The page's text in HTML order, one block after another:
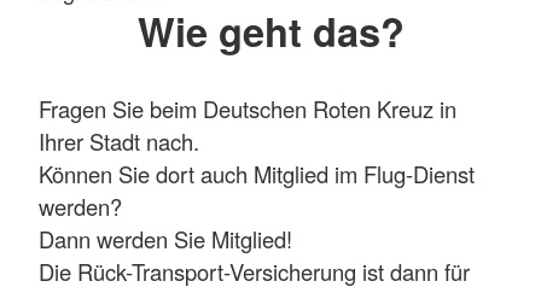
Wie geht das?
Fragen Sie beim Deutschen Roten Kreuz in
Ihrer Stadt nach.
Können Sie dort auch Mitglied im Flug-Dienst
werden?
Dann werden Sie Mitglied!
Die Rück-Transport-Versicherung ist dann für